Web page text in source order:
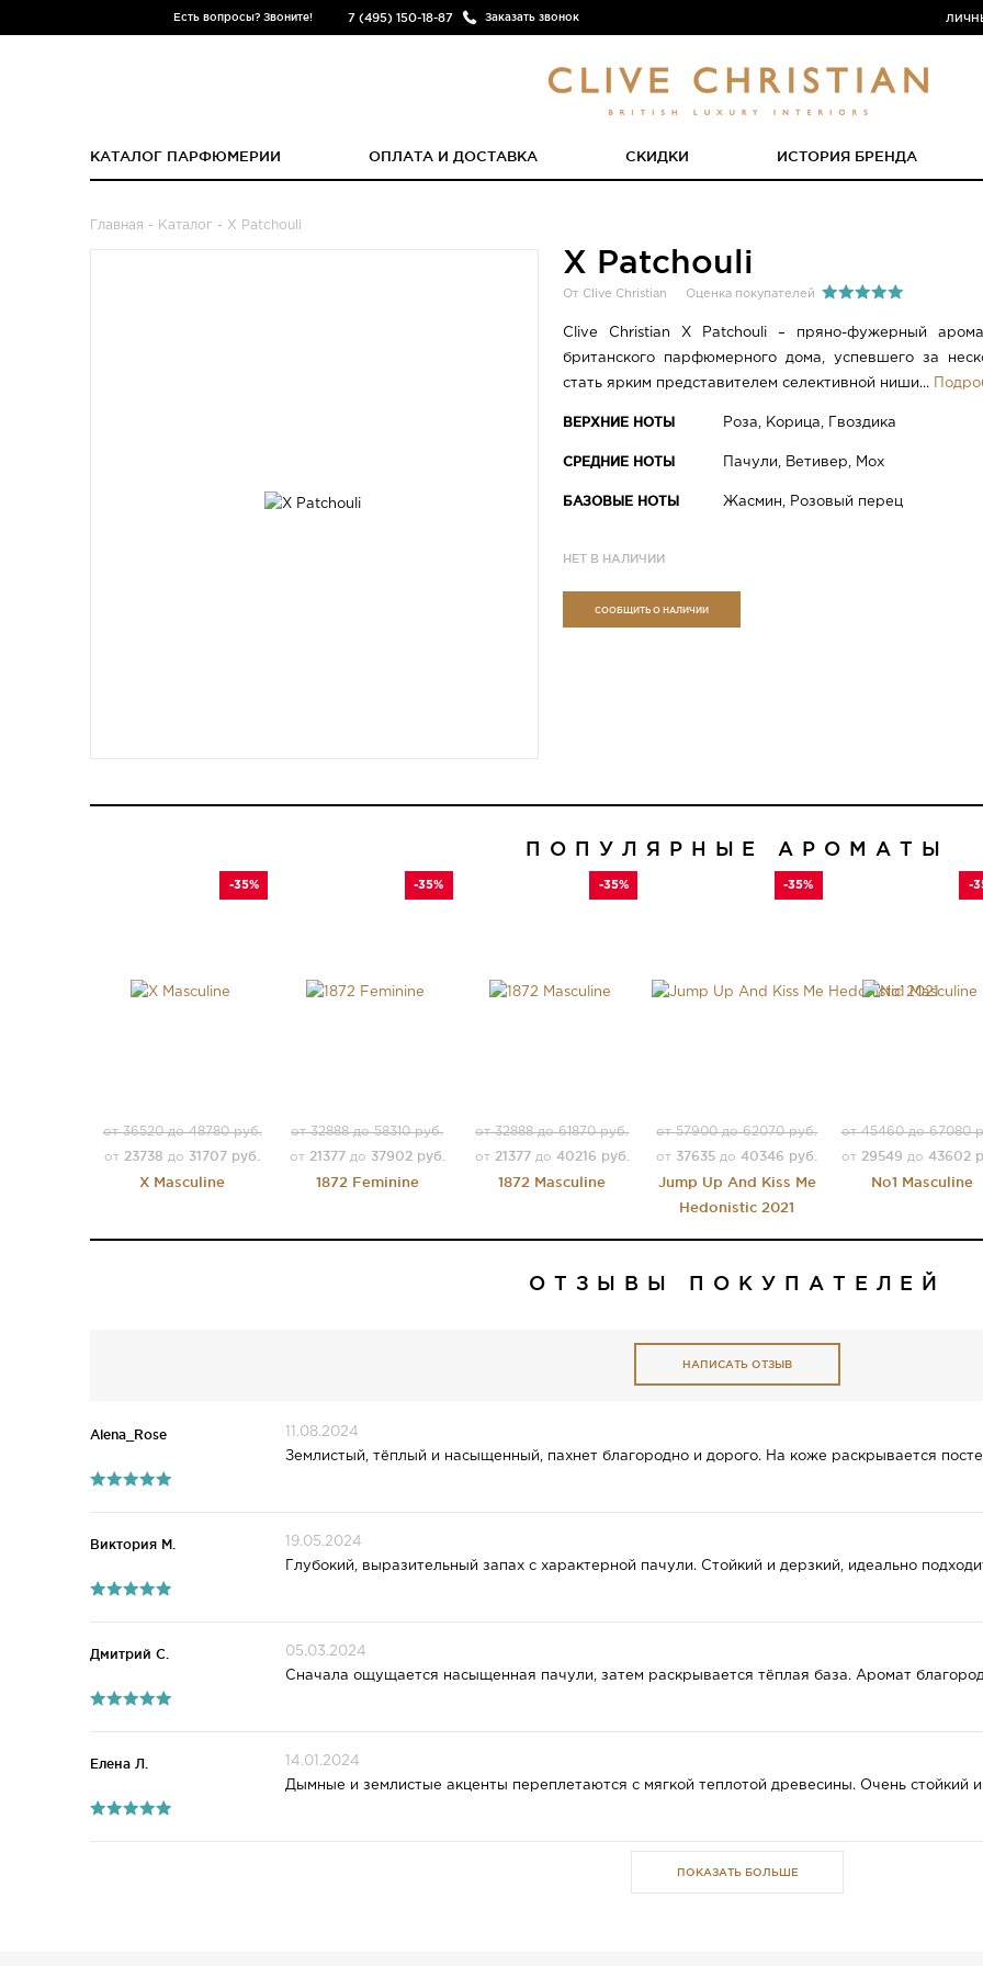
Есть вопросы? Звоните! 7 (495) 150-18-87 Заказать звонок
КАТАЛОГ ПАРФЮМЕРИИ ОПЛАТА И ДОСТАВКА СКИДКИ ИСТОРИЯ БРЕНДА
Главная - Каталог - X Patchouli
X Patchouli
От Clive Christian Оценка покупателей
Clive Christian X Patchouli – пряно-фужерный
британского парфюмерного дома, успевшего за
стать ярким представителем селективной ниши...
ВЕРХНИЕ НОТЫ Роза, Корица, Гвоздика
СРЕДНИЕ НОТЫ Пачули, Ветивер, Мох
БАЗОВЫЕ НОТЫ Жасмин, Розовый перец
НЕТ В НАЛИЧИИ
СООБЩИТЬ О НАЛИЧИИ
ПОПУЛЯРНЫЕ АРОМАТЫ
-35%
от 36520 до 48780 руб.
от 23738 до 31707 руб.
X Masculine
-35%
от 32888 до 58310 руб.
от 21377до 37902 руб.
1872 Feminine
-35%
от 32888 до 61870 руб.
от 21377до 40216 руб.
1872 Masculine
-35%
от 57900 до 62070 руб.
от 37635 до40346 руб.
Jump Up And Kiss Me
Hedonistic 2021
-
от 45460 до 67080
от 29549 до 43602
No1 Masculine
ОТЗЫВЫ ПОКУПАТЕЛЕЙ
НАПИСАТЬ ОТЗЫВ
Alena_Rose
11.08.2024
Землистый, тёплый и насыщенный, пахнет благородно и дорого. На коже раскрывается
Виктория М.
19.05.2024
Глубокий, выразительный запах с характерной пачули. Стойкий и дерзкий, идеально
Дмитрий С.
05.03.2024
Сначала ощущается насыщенная пачули, затем раскрывается тёплая база. Аромат
Елена Л.
14.01.2024
Дымные и землистые акценты переплетаются с мягкой теплотой древесины. Очень стойкий
ПОКАЗАТЬ БОЛЬШЕ